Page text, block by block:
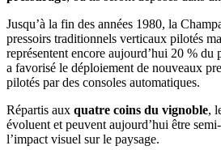
Jusqu’à la fin des années 1980, la
pressoirs traditionnels verticaux pilotés
représentent encore aujourd’hui 20 % du
a favorisé le déploiement de nouveaux
pilotés par des consoles automatiques.
Répartis aux quatre coins du vignoble,
évoluent et peuvent aujourd’hui être
l’impact visuel sur le paysage.